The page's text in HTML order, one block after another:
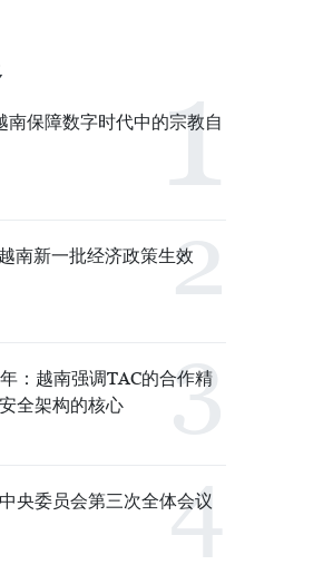
南保障数字时代中的宗教自
南新一批经济政策生效
：越南强调TAC的合作精
全架构的核心
央委员会第三次全体会议